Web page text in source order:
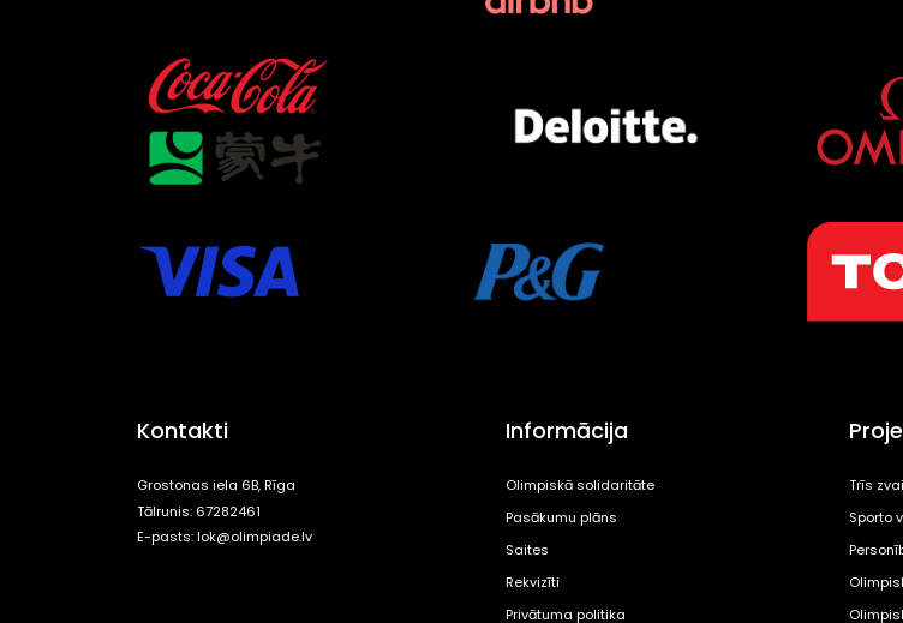
Kontakti
Grostonas iela 6B, Rīga
Tālrunis: 67282461
E-pasts:lok@olimpiade.lv
Informācija
Olimpiskā solidaritāte
Pasākumu plāns
Saites
Rekvizīti
Privātuma politika
Trīs
Sporto